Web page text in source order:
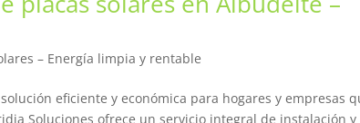
– Energía limpia y rentable
eficiente y económica para hogares y empresas
Soluciones ofrece un servicio integral de instalación y